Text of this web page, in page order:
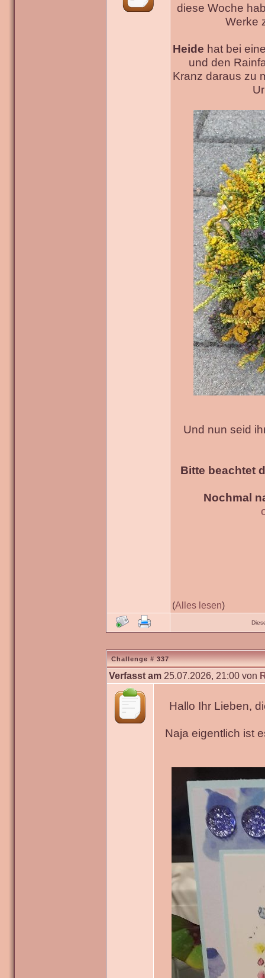
diese Woche
Werke
Heide hat bei
und den
Kranz daraus zu
Und nun seid
Bitte beachtet
Nochmal
(Alles lesen)
Challenge # 337
Verfasst am 25.07.2026, 21:00 von
Hallo Ihr Lieben,
Naja eigentlich ist